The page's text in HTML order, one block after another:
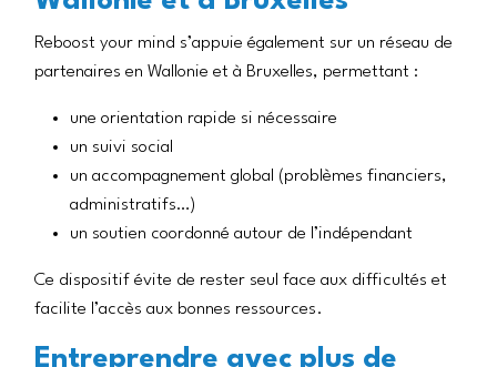
Reboost your mind s’appuie également sur un réseau de
partenaires en Wallonie et à Bruxelles, permettant :
une orientation rapide si nécessaire
un suivi social
un accompagnement global (problèmes financiers,
administratifs…)
un soutien coordonné autour de l’indépendant
Ce dispositif évite de rester seul face aux difficultés et
facilite l’accès aux bonnes ressources.
Entreprendre avec plus de